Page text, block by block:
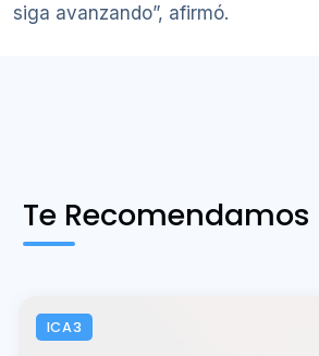
siga avanzando”, afirmó.
Te Recomendamos
ICA3